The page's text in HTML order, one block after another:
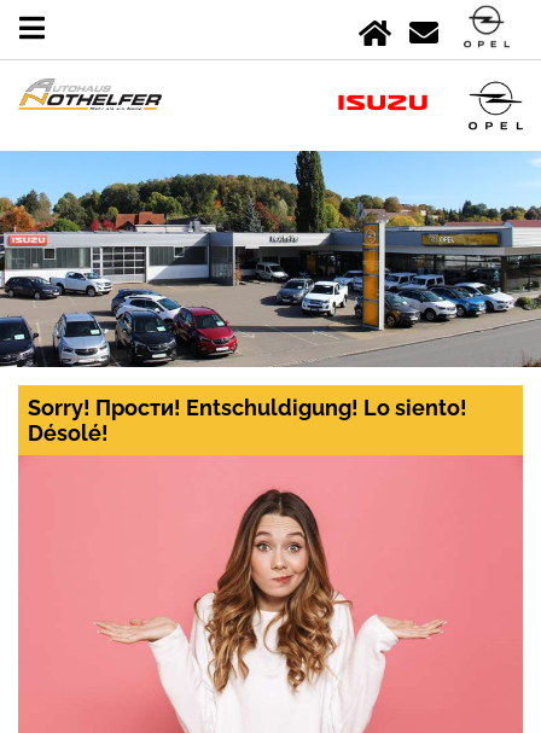
Sorry! Прости! Entschuldigung! Lo siento!
Désolé!